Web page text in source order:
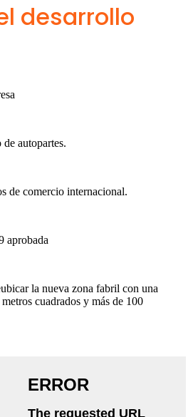
desarrollo
autopartes.
de comercio internacional.
aprobada
la nueva zona fabril con una
cuadrados y más de 100
los 50 millones y la inversión en